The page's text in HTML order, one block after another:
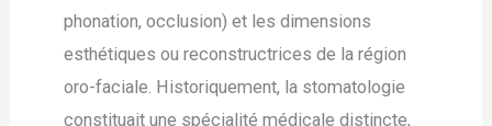
phonation, occlusion) et les dimensions
esthétiques ou reconstructrices de la région
oro-faciale. Historiquement, la stomatologie
constituait une spécialité médicale distincte,